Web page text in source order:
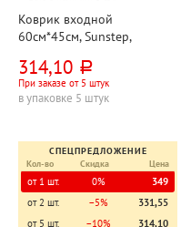
Коврик входной
60см*45см, Sunstep,
полипропилен
314,10 руб.
При заказе от 5 штук
в упаковке 5 штук
СПЕЦПРЕДЛОЖЕНИЕ
Кол-во
Скидка Цена
от 1 шт. 0%
349
от 2 шт.
−5%
331,55
от 5 шт.
−10% 314,10